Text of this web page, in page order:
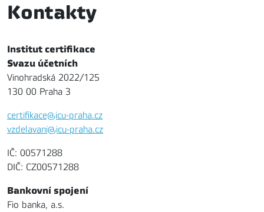
Kontakty
Institut certifikace
Svazu účetních
Vinohradská 2022/125
130 00 Praha 3
certifikace@icu-praha.cz
vzdelavani@icu-praha.cz
IČ: 00571288
DIČ: CZ00571288
Bankovní spojení
Fio banka, a.s.